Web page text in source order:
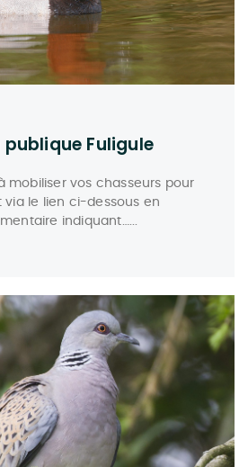
Fuligule
mobiliser vos chasseurs pour
via le lien ci-dessous en
indiquant…...